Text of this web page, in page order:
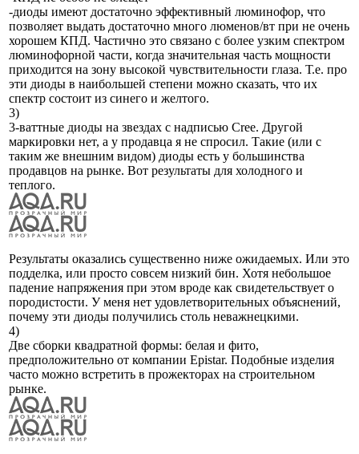
-диоды имеют достаточно эффективный люминофор, что
позволяет выдать достаточно много люменов/вт при не очень
хорошем КПД. Частично это связано с более узким спектром
люминофорной части, когда значительная часть мощности
приходится на зону высокой чувствительности глаза. Т.е. про
эти диоды в наибольшей степени можно сказать, что их
спектр состоит из синего и желтого.
3)
3-ваттные диоды на звездах с надписью Cree. Другой
маркировки нет, а у продавца я не спросил. Такие (или с
таким же внешним видом) диоды есть у большинства
продавцов на рынке. Вот результаты для холодного и
теплого.
Результаты оказались существенно ниже ожидаемых. Или это
подделка, или просто совсем низкий бин. Хотя небольшое
падение напряжения при этом вроде как свидетельствует о
породистости. У меня нет удовлетворительных объяснений,
почему эти диоды получились столь неважнецкими.
4)
Две сборки квадратной формы: белая и фито,
предположительно от компании Epistar. Подобные изделия
часто можно встретить в прожекторах на строительном
рынке.